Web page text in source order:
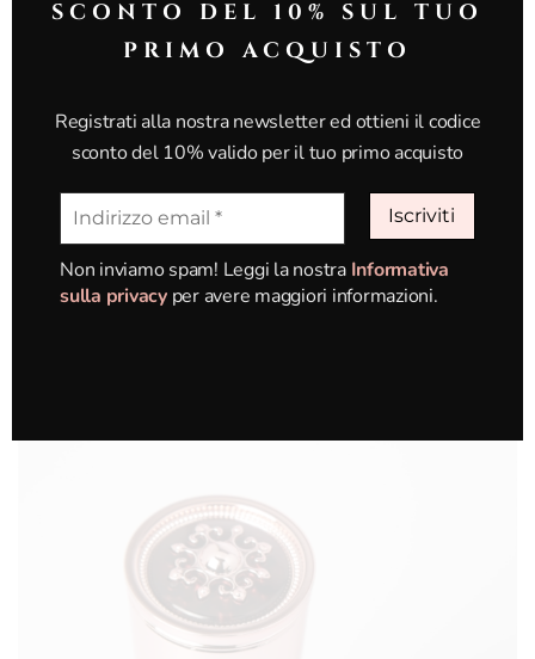
Impurità & Acne
SCONTO DEL 10% SUL TUO
PRIMO ACQUISTO
Registrati alla nostra newsletter ed ottieni il codice
sconto del 10% valido per il tuo primo acquisto
Non inviamo spam! Leggi la nostra Informativa
sulla privacyper avere maggiori informazioni.